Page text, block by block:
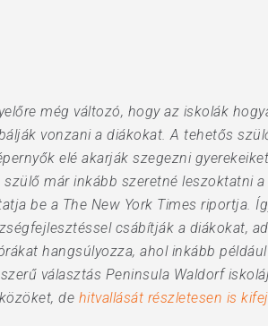
or ESC to close
még változó, hogy az iskolák
vonzani a diákokat. A tehetős
elé akarják szegezni
szülő már inkább szeretné leszoktatni
be a The New York Times riportja.
csábítják a diákokat,
hangsúlyozza, ahol inkább
választás Peninsula Waldorf
de hitvallását részletesen is